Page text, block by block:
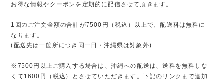
お得な情報やクーポンを定期的に配信させて頂きます。
1回のご注文金額の合計が7500円（税込）以上で、配送料は無料に
なります。
(配送先は一箇所につき同一日・沖縄県は対象外)
※7500円以上ご購入する場合は、沖縄への配送は、送料を無料しな
くて1600円（税込）とさせていただきます。下記のリンクまで追加